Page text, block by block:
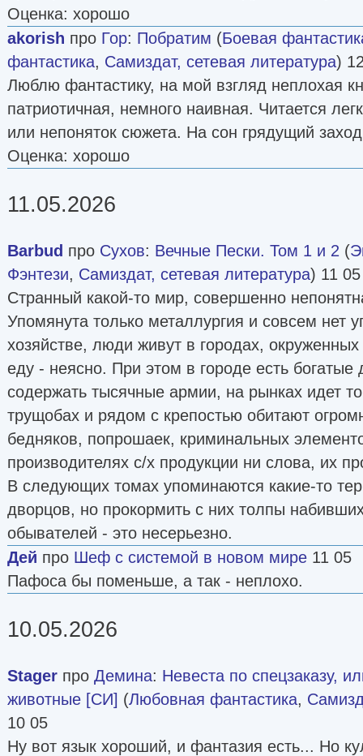
Оценка: хорошо
akorish про Гор: Побратим (Боевая
фантастика, Самиздат, сетевая литература)
Люблю фантастику, на мой взгляд неплохая
патриотичная, немного наивная. Читается
или непоняток сюжета. На сон грядущий
Оценка: хорошо
11.05.2026
Barbud про Сухов: Вечные Пески. Том 1 и 2 (
Фэнтези, Самиздат, сетевая литература) 11 05
Странный какой-то мир, совершенно
Упомянута только металлургия и совсем нет
хозяйстве, люди живут в городах,
еду - неясно. При этом в городе есть богатые
содержать тысячные армии, на рынках идет
трущобах и рядом с крепостью обитают
бедняков, попрошаек, криминальных
производителях с/х продукции ни слова, их
В следующих томах упоминаются какие-то
дворцов, но прокормить с них толпы
обывателей - это несерьезно.
Дей про Шеф с системой в новом мире 11 05
Пафоса бы поменьше, а так - неплохо.
10.05.2026
Stager про Демина: Невеста по спецзаказу,
животные [СИ] (Любовная фантастика,
10 05
Ну вот язык хороший, и фантазия есть... Но